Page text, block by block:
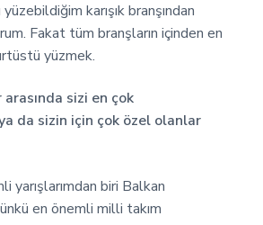
karışık branşından
Fakat tüm branşların içinden en
yüzmek.
sizi en çok
da sizin için çok özel olanlar
yarışlarımdan biri Balkan
en önemli milli takım